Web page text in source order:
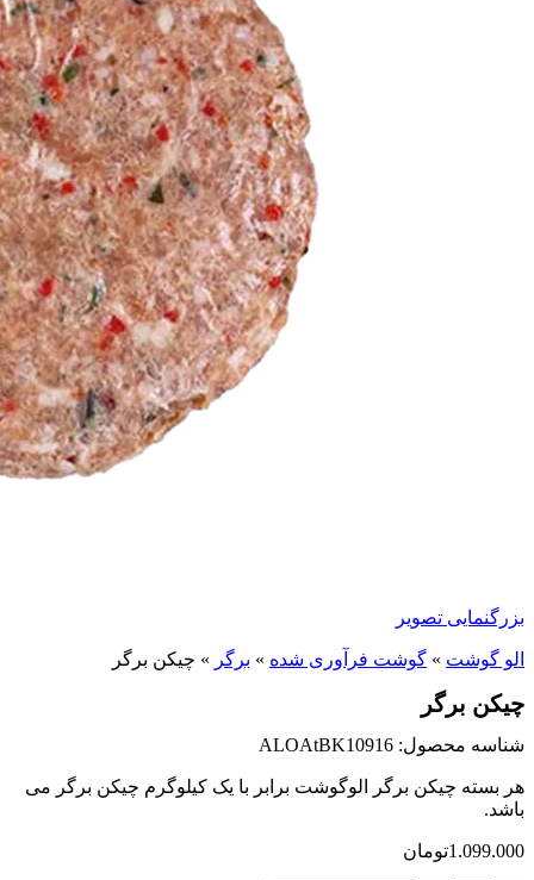
بزرگنمایی تصویر
الو گوشت » گوشت فرآوری شده » برگر » چیکن برگر
چیکن برگر
شناسه محصول: ALOAtBK10916
هر بسته چیکن برگر الوگوشت برابر با یک کیلوگرم چیکن برگر می
باشد.
1.099.000تومان